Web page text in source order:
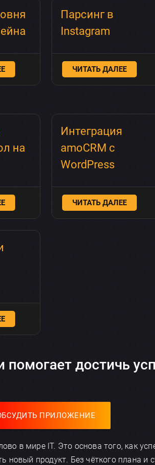
Парсинг в
Instagram
ЧИТАТЬ ДАЛЕЕ
на
Интеграция
amoCRM с
WordPress
ЧИТАТЬ ДАЛЕЕ
достичь
ПРИЛОЖЕНИЕ
в мире IT. Это основа того, как
новый продукт. Без чёткого плана и
приложение
Отправить